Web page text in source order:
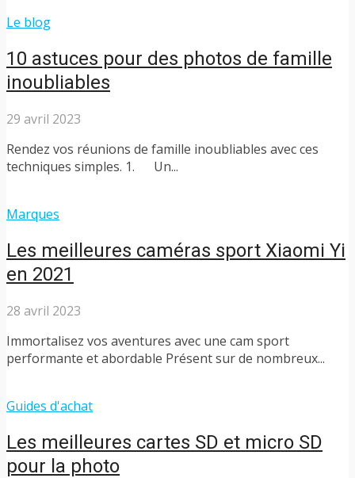
Le blog
10 astuces pour des photos de famille
inoubliables
29 avril 2023
Rendez vos réunions de famille inoubliables avec ces
techniques simples. 1. Un...
Marques
Les meilleures caméras sport Xiaomi Yi
en 2021
28 avril 2023
Immortalisez vos aventures avec une cam sport
performante et abordable Présent sur de nombreux...
Guides d'achat
Les meilleures cartes SD et micro SD
pour la photo